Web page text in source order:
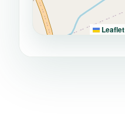
Leaflet